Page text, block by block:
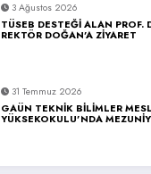
3 Ağustos 2026
TÜSEB DESTEĞİ ALAN PROF.
REKTÖR DOĞAN’A ZİYARET
31 Temmuz 2026
GAÜN TEKNİK BİLİMLER
YÜKSEKOKULU’NDA